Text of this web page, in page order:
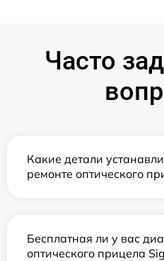
Часто
Какие детали
ремонте оптического
Бесплатная ли у вас
оптического прицела